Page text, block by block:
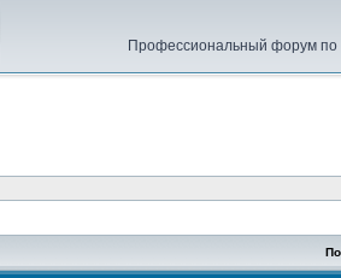
Профессиональный форум по